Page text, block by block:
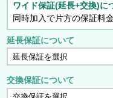
ワイド保証(延長+交換)に
同時加入で片方の保証料
延長保証について
交換保証について